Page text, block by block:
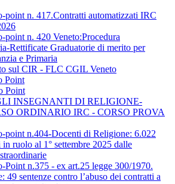
point n. 417.Contratti automatizzati IRC
point n. 420 Veneto:Procedura
Rettificate Graduatorie di merito per
e Primaria
sul CIR - FLC CGIL Veneto
Point
Point
INSEGNANTI DI RELIGIONE-
ORDINARIO IRC - CORSO PROVA
point n.404-Docenti di Religione: 6.022
ruolo al 1° settembre 2025 dalle
Point n.375 - ex art.25 legge 300/1970.
49 sentenze contro l’abuso dei contratti a